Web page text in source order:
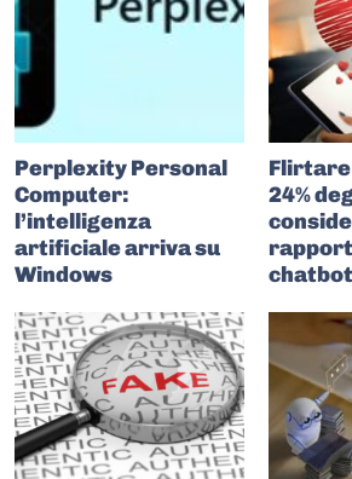
Perplexity Personal
Computer:
l’intelligenza
artificiale arriva su
Windows
Flirtare
24%
chatbot